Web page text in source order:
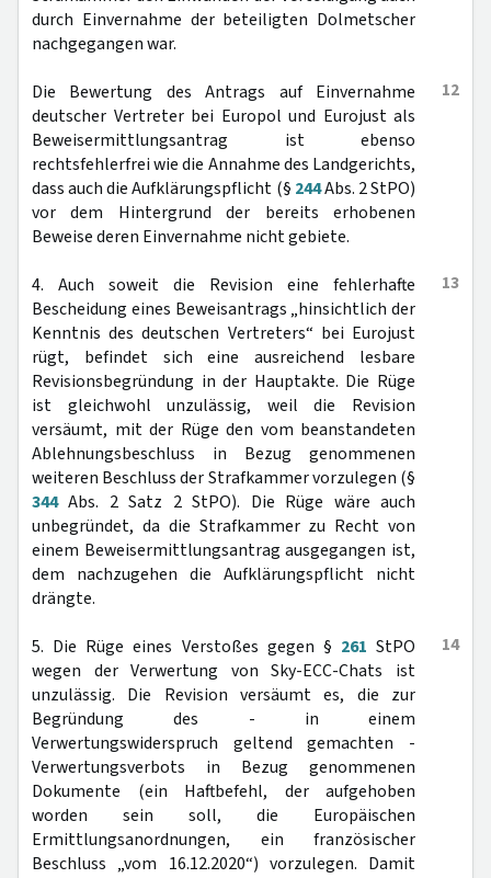
durch Einvernahme der beteiligten Dolmetscher
nachgegangen war.
12
Die Bewertung des Antrags auf Einvernahme
deutscher Vertreter bei Europol und Eurojust als
Beweisermittlungsantrag ist ebenso
rechtsfehlerfrei wie die Annahme des Landgerichts,
dass auch die Aufklärungspflicht (§ 244Abs. 2 StPO)
vor dem Hintergrund der bereits erhobenen
Beweise deren Einvernahme nicht gebiete.
13
4. Auch soweit die Revision eine fehlerhafte
Bescheidung eines Beweisantrags „hinsichtlich der
Kenntnis des deutschen Vertreters“ bei Eurojust
rügt, befindet sich eine ausreichend lesbare
Revisionsbegründung in der Hauptakte. Die Rüge
ist gleichwohl unzulässig, weil die Revision
versäumt, mit der Rüge den vom beanstandeten
Ablehnungsbeschluss in Bezug genommenen
weiteren Beschluss der Strafkammer vorzulegen (§
344Abs. 2 Satz 2 StPO). Die Rüge wäre auch
unbegründet, da die Strafkammer zu Recht von
einem Beweisermittlungsantrag ausgegangen ist,
dem nachzugehen die Aufklärungspflicht nicht
drängte.
14
5. Die Rüge eines Verstoßes gegen § 261 StPO
wegen der Verwertung von Sky-ECC-Chats ist
unzulässig. Die Revision versäumt es, die zur
Begründung des - in einem
Verwertungswiderspruch geltend gemachten -
Verwertungsverbots in Bezug genommenen
Dokumente (ein Haftbefehl, der aufgehoben
worden sein soll, die Europäischen
Ermittlungsanordnungen, ein französischer
Beschluss „vom 16.12.2020“) vorzulegen. Damit